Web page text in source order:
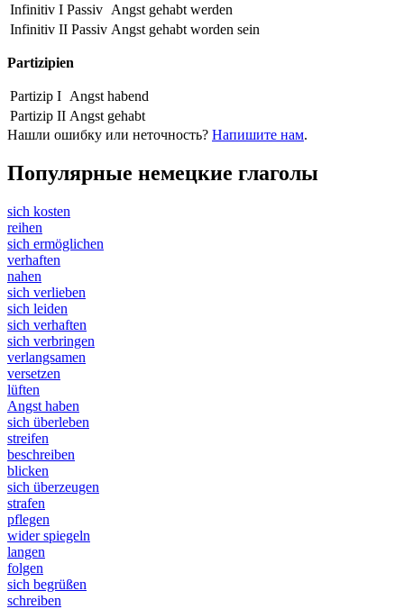
Infinitiv I Passiv Angst gehabt werden
Infinitiv II Passiv Angst gehabt worden sein
Partizipien
Partizip I Angst habend
Partizip II Angst gehabt
Нашли ошибку или неточность? Напишите нам.
Популярные немецкие глаголы
sich kosten
reihen
sich ermöglichen
verhaften
nahen
sich verlieben
sich leiden
sich verhaften
sich verbringen
verlangsamen
versetzen
lüften
Angst haben
sich überleben
streifen
beschreiben
blicken
sich überzeugen
strafen
pflegen
wider spiegeln
langen
folgen
sich begrüßen
schreiben